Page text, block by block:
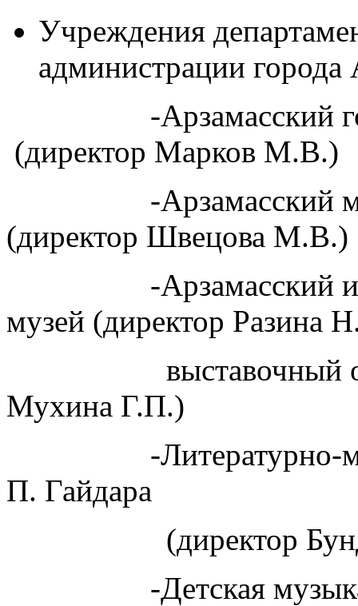
Учреждения
администрации города
-Арзамасский
(директор Марков М.В.)
-Арзамасский
(директор Швецова М.В.)
-Арзамасский
музей (директор Разина
выставочный
Мухина Г.П.)
-Литературно-
П. Гайдара
(директор
-Детская